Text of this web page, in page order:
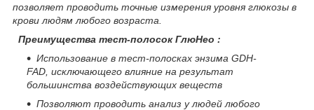
позволяет проводить точные измерения уровня глюкозы в
крови людям любого возраста.
Преимущества тест-полосок ГлюНео :
Использование в тест-полосках энзима GDH-
FAD, исключающего влияние на результат
большинства воздействующих веществ
Позволяют проводить анализ у людей любого